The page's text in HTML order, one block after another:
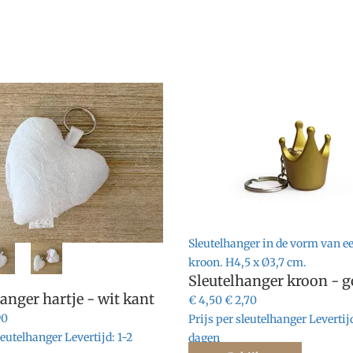
in de vorm van een hart
hartje - wit kant
Levertijd: 1-2
Sleutelhanger in de vorm van
kroon. H4,5 x Ø3,7 cm.
Sleutelhanger kroon -
€ 4,50€ 2,70
Prijs per sleutelhanger
dagen